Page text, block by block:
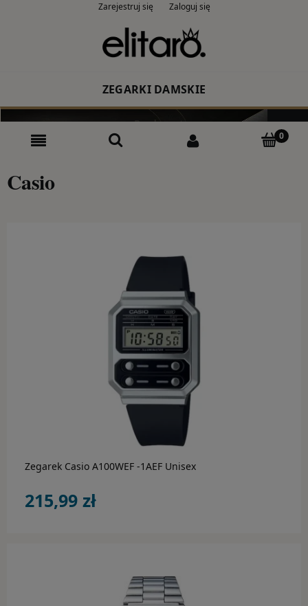
Zarejestruj się Zaloguj się
ZEGARKI DAMSKIE
Producent
OKULARY PRZECIWSŁONECZNE
Fossil
ZEGARKI MĘSKIE
Rodzaj
Kolor
Producent
CASIO
Casio
Zegarek Casio A100WEF -1AEF Unisex
215,99 zł
do koszyka